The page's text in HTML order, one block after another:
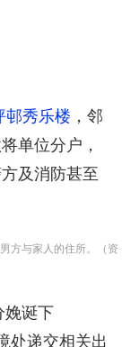
邨秀乐楼 ，邻
单位分户，
及消防甚至
方与家人的住所。（资
娩诞下
处递交相关出